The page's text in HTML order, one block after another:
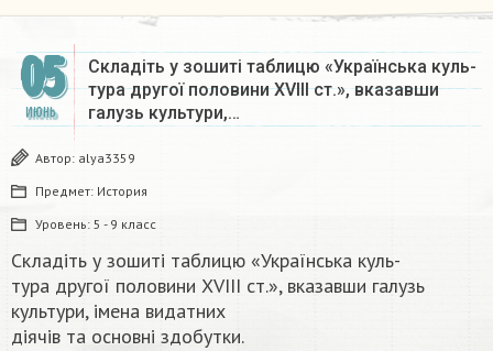
05
ИЮНЬ
Складіть у зошиті таблицю «Українська куль-
тура другої половини XVIII ст.», вказавши
галузь культури,…
Автор: alya3359
Предмет: История
Уровень: 5 - 9 класс
Складіть у зошиті таблицю «Українська куль-
тура другої половини XVIII ст.», вказавши галузь
культури, імена видатних
діячів та основні здобутки.​​